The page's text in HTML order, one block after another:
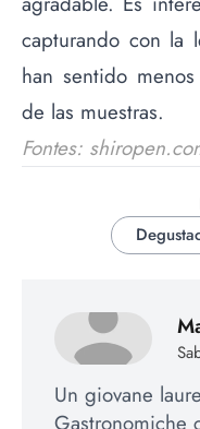
capturando con la
han sentido
de las muestras.
Fontes:
Un giovane
Gastronomiche